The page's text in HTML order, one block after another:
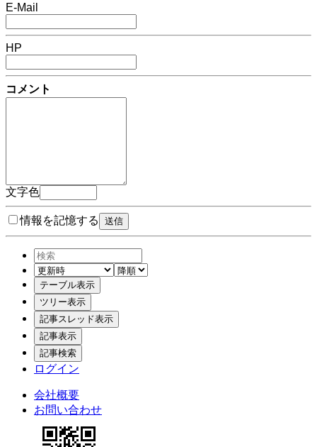
E-Mail
HP
コメント
文字色
情報を記憶する
ログイン
会社概要
お問い合わせ